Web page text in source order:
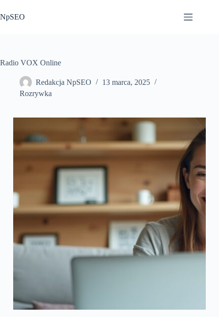
do
treści
NpSEO
Radio VOX Online
Redakcja NpSEO
13 marca, 2025
Rozrywka